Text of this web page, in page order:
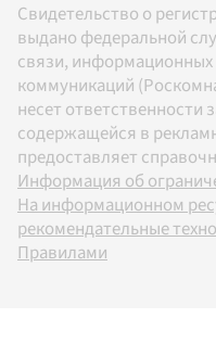
Свидетельство о
выдано федеральной
связи, информационных
коммуникаций
несет
содержащейся в
предоставляет
Информация об
На информационном
рекомендательные
Правилами